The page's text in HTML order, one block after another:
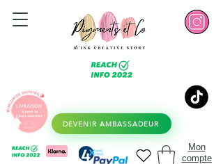
DEVENIR AMBASSADEUR
Mon
compte